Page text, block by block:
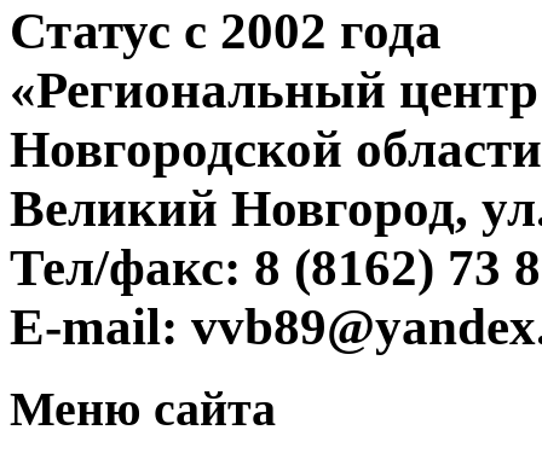
Статус c 2002 года
«Региональный
Новгородской
Великий Новгород,
Тел/факс: 8 (8162) 73
E-mail:
Меню сайта